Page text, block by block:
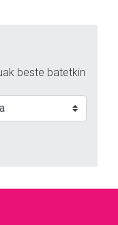
beste batetkin